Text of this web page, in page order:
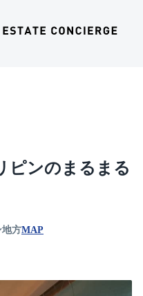
ピンのまるまる
地方MAP